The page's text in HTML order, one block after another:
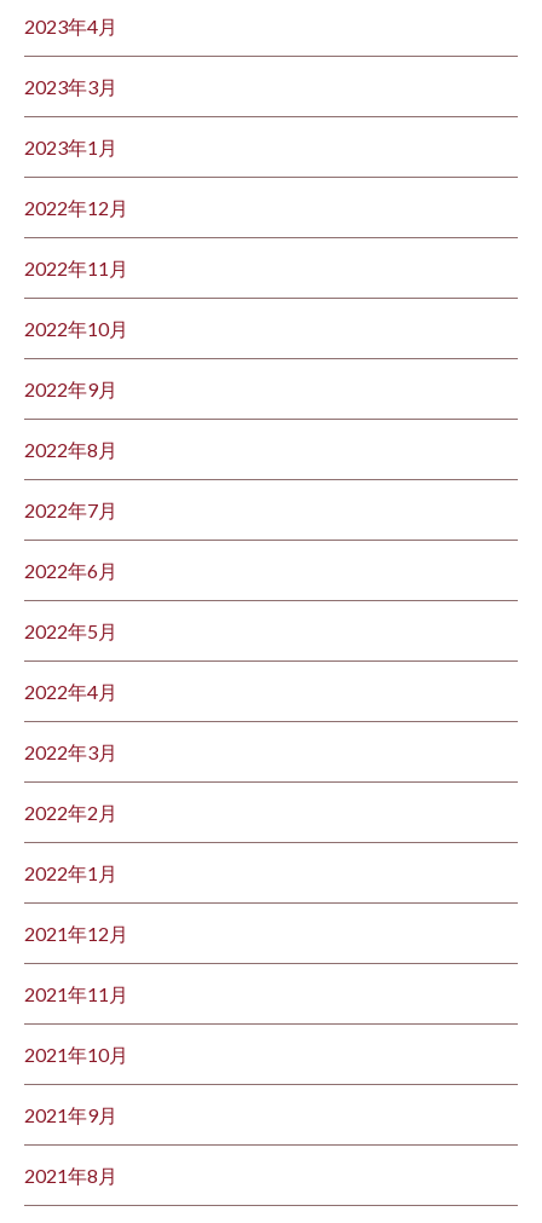
2023年4月
2023年3月
2023年1月
2022年12月
2022年11月
2022年10月
2022年9月
2022年8月
2022年7月
2022年6月
2022年5月
2022年4月
2022年3月
2022年2月
2022年1月
2021年12月
2021年11月
2021年10月
2021年9月
2021年8月